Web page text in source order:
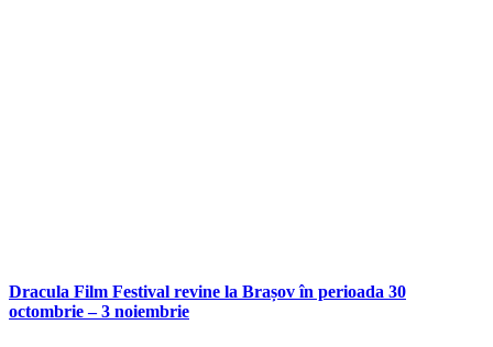
Dracula Film Festival revine la Brașov în perioada 30
octombrie – 3 noiembrie